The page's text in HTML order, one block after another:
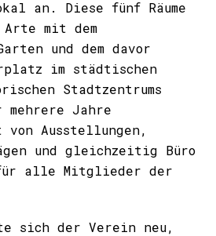
an. Diese fünf Räume
mit dem
und dem davor
im städtischen
Stadtzentrums
mehrere Jahre
Ausstellungen,
und gleichzeitig Büro
alle Mitglieder der
sich der Verein neu,